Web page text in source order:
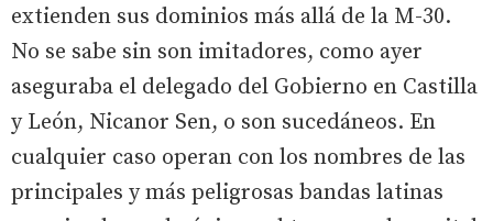
extienden sus dominios más allá de la M-30.
No se sabe sin son imitadores, como ayer
aseguraba el delegado del Gobierno en Castilla
y León, Nicanor Sen, o son sucedáneos. En
cualquier caso operan con los nombres de las
principales y más peligrosas bandas latinas